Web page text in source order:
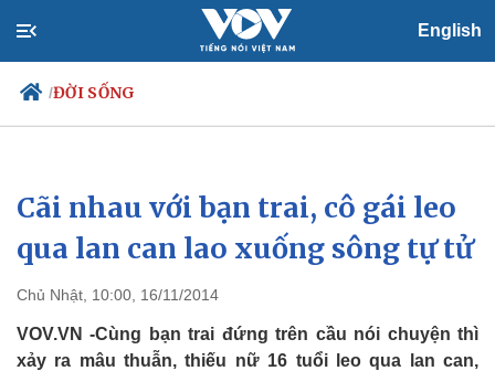
English
/ĐỜI SỐNG
Chính trị
Tổ chức nhân sự
Nhận diện sự thật
Xã hội
Tin 24h
Dự báo thời tiết
Việc làm
Biển đảo
Cãi nhau với bạn trai, cô gái leo
qua lan can lao xuống sông tự tử
Chủ Nhật, 10:00, 16/11/2014
VOV.VN -Cùng bạn trai đứng trên cầu nói chuyện thì
xảy ra mâu thuẫn, thiếu nữ 16 tuổi leo qua lan can,